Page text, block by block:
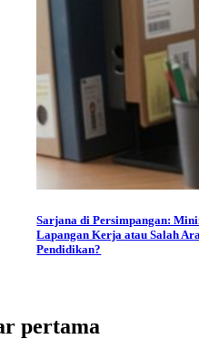
Sarjana di Persimpangan:
Lapangan Kerja atau Salah
Pendidikan?
pertama